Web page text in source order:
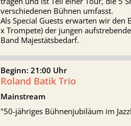
verschiedenen Bühnen umfasst.
Als Special Guests erwarten wir den
x Trompete) der jungen
Band Majestätsbedarf.
Beginn: 21:00 Uhr
Roland Batik Trio
Mainstream
"50-jähriges Bühnenjubiläum im